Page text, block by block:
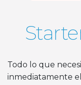
Todo lo que
inmediatamente el